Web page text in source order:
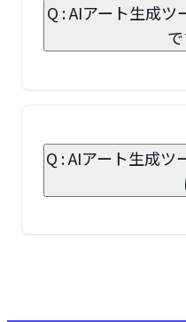
Q : AIアート生成
Q : AIアート生成